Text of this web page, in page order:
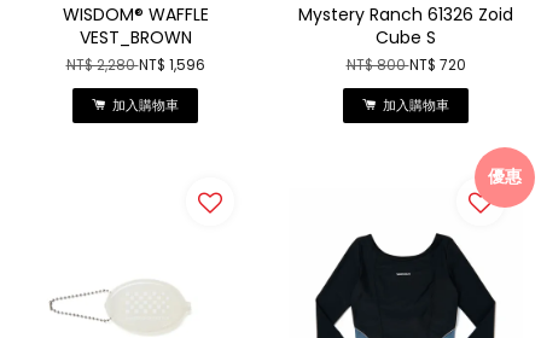
WISDOM® WAFFLE
VEST_BROWN
NT$ 2,280NT$ 1,596
加入購物車
Mystery Ranch 61326 Zoid
Cube S
NT$ 800NT$ 720
加入購物車
優惠